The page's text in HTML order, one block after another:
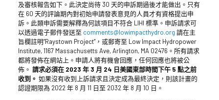
及審核報告如下。此決定尚待 30 天的申訴期過後才能做出。只有
在 60 天的評論期內對初始申請發表意見的人員才有資格提出申
訴。此類申訴需要解釋為何該項目不符合 LIHI 標準。申訴請求可
以透過電子郵件發送至 comments@lowimpacthydro.org 請在主
旨欄註明“Raystown Project”，或郵寄至 Low Impact Hydropower
Institute, 1167 Massachusetts Ave, Arlington, MA 02476。所有請求
都將發佈在網站上。申請人將有機會回應，任何回應也將被公
佈。 請求必須在 2023 年 3 月 24 日美國東部時間下午 5 點之前
收到。 如果沒有收到上訴請求且決定成為最終決定，則該計畫的
認證期限為 2022 年 8 月 11 日至 2032 年 8 月 10 日。